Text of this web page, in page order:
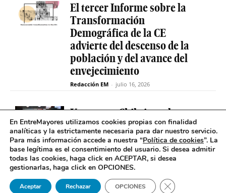
El tercer Informe sobre la
Transformación
Demográfica de la CE
advierte del descenso de la
población y del avance del
envejecimiento
Redacción EM - julio 16, 2026
Uruguay y Chile impulsan un
proyecto conjunto para
reducir la brecha digital de
las personas mayores
INCLUSIÓN DIGITAL Redacción EM
julio 14, 2026
En EntreMayores utilizamos cookies propias con finalidad
analíticas y la estrictamente necesaria para dar nuestro servicio.
Para más información accede a nuestra “Política de cookies”. La
base legítima es el consentimiento del usuario. Si desea admitir
todas las cookies, haga click en ACEPTAR, si desea
gestionarlas, haga click en OPCIONES.
Aceptar Rechazar OPCIONES Cerrar el banner